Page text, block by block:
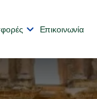
Επικοινωνία